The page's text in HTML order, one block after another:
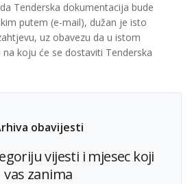
Tenderska dokumentacija bude
putem (e-mail), dužan je isto
uz obavezu da u istom
koju će se dostaviti Tenderska
obavijesti
vijesti i mjesec koji
vas zanima